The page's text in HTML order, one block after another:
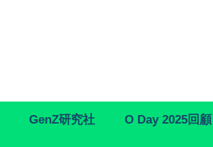
GenZ研究社 O Day 2025回顧